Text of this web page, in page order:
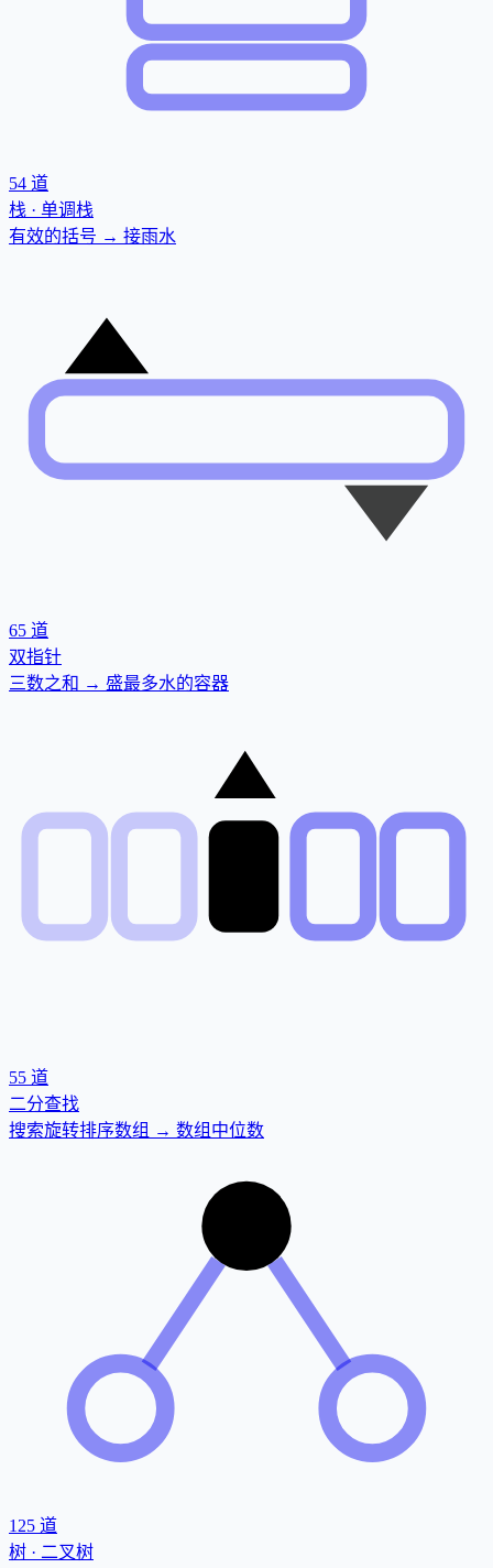
54 道
栈 · 单调栈
有效的括号 → 接雨水
65 道
双指针
三数之和 → 盛最多水的容器
55 道
二分查找
搜索旋转排序数组 → 数组中位数
125 道
树 · 二叉树